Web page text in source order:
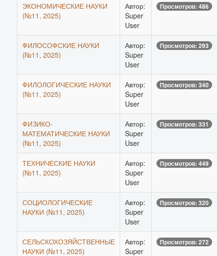
ЭКОНОМИЧЕСКИЕ НАУКИ
(№11, 2025)
Автор:
Super
User
Просмотров: 486
ФИЛОСОФСКИЕ НАУКИ
(№11, 2025)
Автор:
Super
User
Просмотров: 293
ФИЛОЛОГИЧЕСКИЕ НАУКИ
(№11, 2025)
Автор:
Super
User
Просмотров: 340
ФИЗИКО-
МАТЕМАТИЧЕСКИЕ НАУКИ
(№11, 2025)
Автор:
Super
User
Просмотров: 331
ТЕХНИЧЕСКИЕ НАУКИ
(№11, 2025)
Автор:
Super
User
Просмотров: 449
СОЦИОЛОГИЧЕСКИЕ
НАУКИ (№11, 2025)
Автор:
Super
User
Просмотров: 320
СЕЛЬСКОХОЗЯЙСТВЕННЫЕ
НАУКИ (№11, 2025)
Автор:
Super
Просмотров: 272